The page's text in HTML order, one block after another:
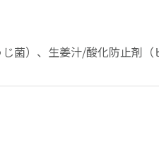
菌）、生姜汁/酸化防止剤（